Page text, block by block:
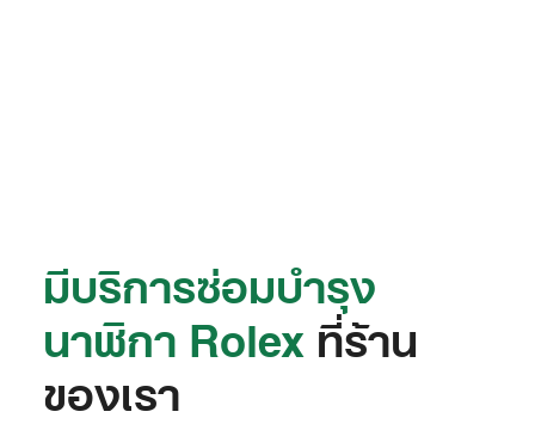
มีบริการซ่อมบำรุง
นาฬิกา Rolex ที่ร้าน
ของเรา